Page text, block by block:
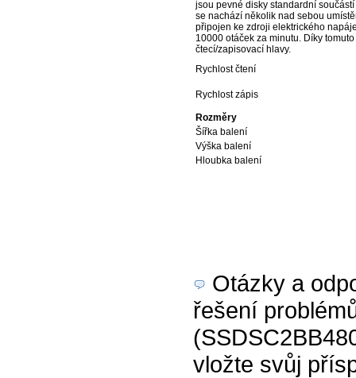
jsou pevné disky standardní
se nachází několik nad sebou
připojen ke zdroji elektrického
10000 otáček za minutu. Díky
čtecí/zapisovací hlavy.
Rychlost čtení
Rychlost zápis
Rozměry
Šířka balení
Výška balení
Hloubka balení
Otázky a
řešení
vložte svůj